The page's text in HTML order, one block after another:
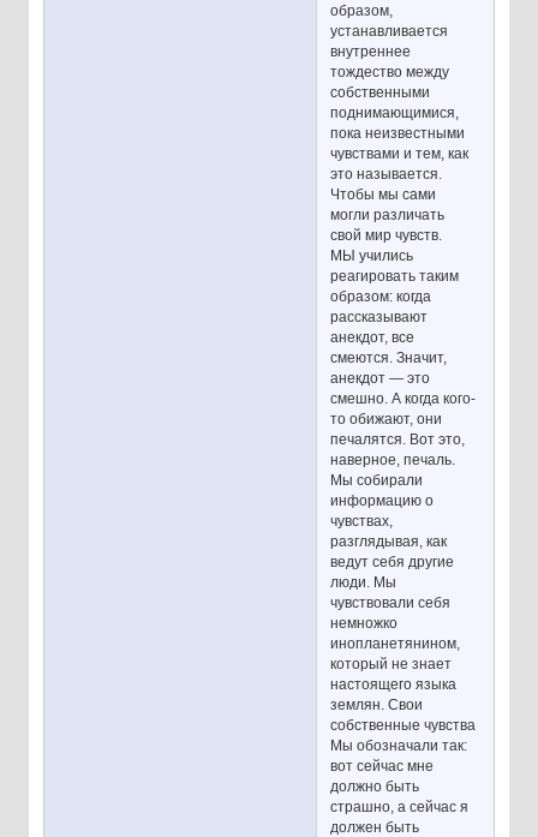
образом,
устанавливается
внутреннее
тождество между
собственными
поднимающимися,
пока неизвестными
чувствами и тем, как
это называется.
Чтобы мы сами
могли различать
свой мир чувств.
МЫ учились
реагировать таким
образом: когда
рассказывают
анекдот, все
смеются. Значит,
анекдот — это
смешно. А когда кого-
то обижают, они
печалятся. Вот это,
наверное, печаль.
Мы собирали
информацию о
чувствах,
разглядывая, как
ведут себя другие
люди. Мы
чувствовали себя
немножко
инопланетянином,
который не знает
настоящего языка
землян. Свои
собственные чувства
Мы обозначали так:
вот сейчас мне
должно быть
страшно, а сейчас я
должен быть